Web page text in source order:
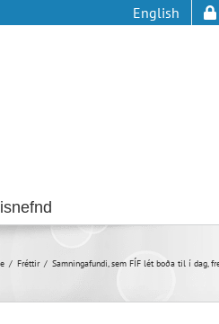
English
Fréttir Samningafundi, sem FÍF lét boða til í dag,